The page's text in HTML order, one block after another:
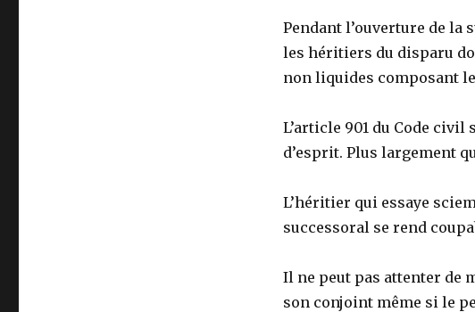
Pendant l’ouverture de la
les héritiers du disparu
non liquides composant
L’article 901 du Code
d’esprit. Plus largement
L’héritier qui essaye
successoral se rend
Il ne peut pas attenter de
son conjoint même si le